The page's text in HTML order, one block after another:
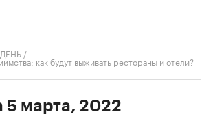
ДЕНЬ /
как будут выживать рестораны и отели?
5 марта, 2022